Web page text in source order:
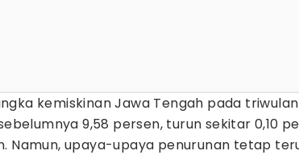
kemiskinan Jawa Tengah pada
9,58 persen, turun sekitar 0,10
Namun, upaya-upaya penurunan tetap